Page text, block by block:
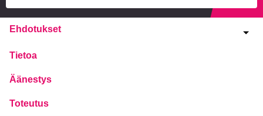
Ehdotukset
Tietoa
Äänestys
Toteutus